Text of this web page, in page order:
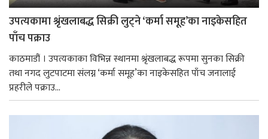
उपत्यकामा श्रृंखलाबद्ध सिक्री लुट्ने ‘कर्मा समूह’का नाइकेसहित
पाँच पक्राउ
काठमाडौं । उपत्यकाका विभिन्न स्थानमा श्रृंखलाबद्ध रूपमा सुनका सिक्री
तथा नगद लुटपाटमा संलग्न ‘कर्मा समूह’का नाइकेसहित पाँच जनालाई
प्रहरीले पक्राउ...